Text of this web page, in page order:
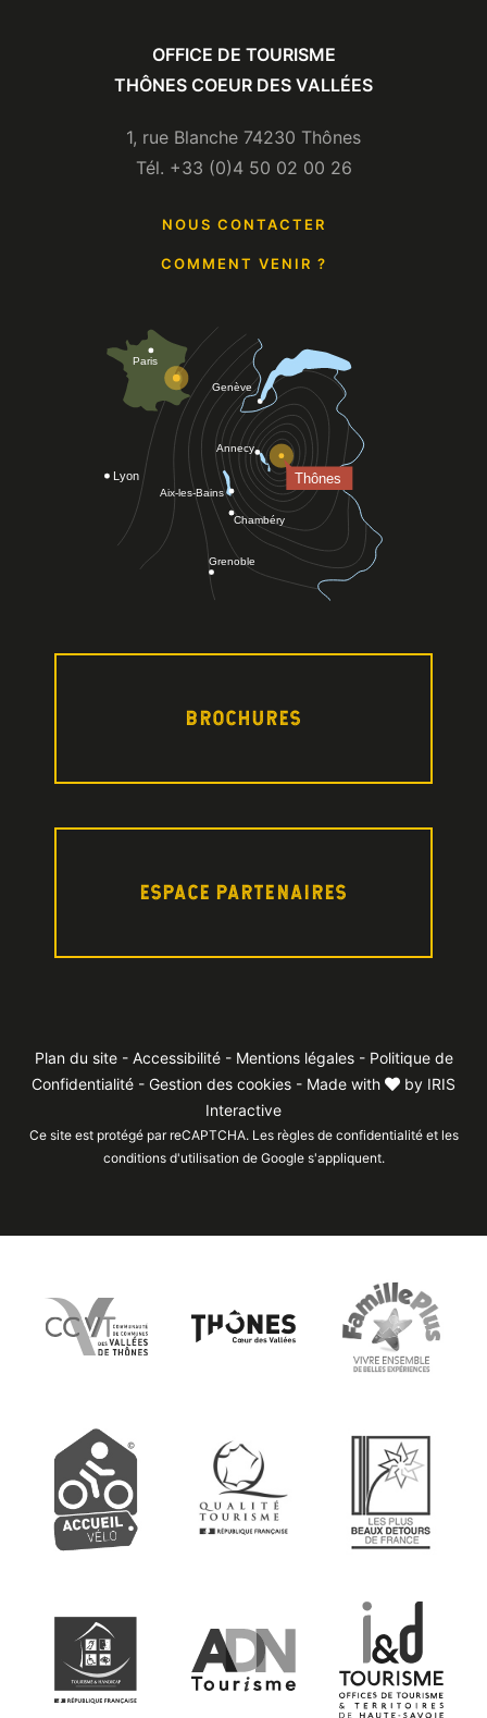
OFFICE DE TOURISME
THÔNES COEUR DES VALLÉES
1, rue Blanche 74230 Thônes
Tél. +33 (0)4 50 02 00 26
NOUS CONTACTER
COMMENT VENIR ?
BROCHURES
ESPACE PARTENAIRES
Plan du site- Accessibilité- Mentions légales- Politique de
Confidentialité - Gestion des cookies - Made with by IRIS
Interactive
Ce site est protégé par reCAPTCHA. Les règles de confidentialitéet les
conditions d'utilisation de Google s'appliquent.